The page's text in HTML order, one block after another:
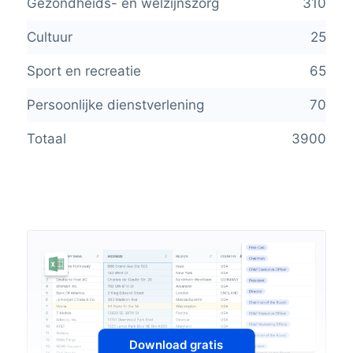
Cultuur 25
Sport en recreatie 65
Persoonlijke dienstverlening 70
Totaal 3900
Download gratis